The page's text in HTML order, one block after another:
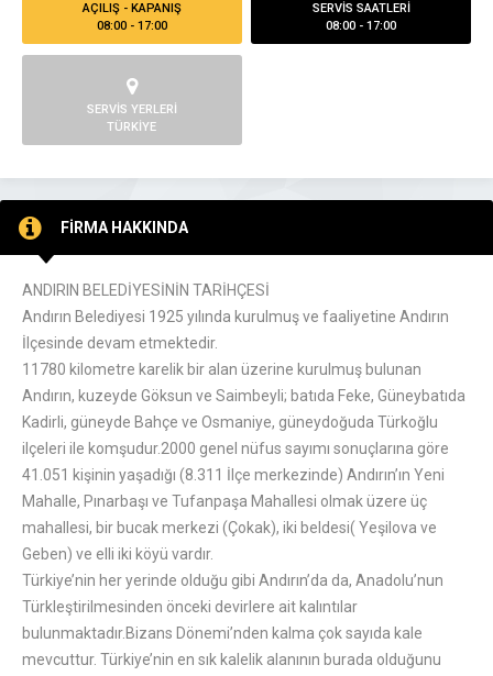
AÇILIŞ - KAPANIŞ
08:00 - 17:00
SERVİS SAATLERİ
08:00 - 17:00
SERVİS YERLERİ
TÜRKİYE
FİRMA HAKKINDA
ANDIRIN BELEDİYESİNİN TARİHÇESİ
Andırın Belediyesi 1925 yılında kurulmuş ve faaliyetine Andırın
İlçesinde devam etmektedir.
11780 kilometre karelik bir alan üzerine kurulmuş bulunan
Andırın, kuzeyde Göksun ve Saimbeyli; batıda Feke, Güneybatıda
Kadirli, güneyde Bahçe ve Osmaniye, güneydoğuda Türkoğlu
ilçeleri ile komşudur.2000 genel nüfus sayımı sonuçlarına göre
41.051 kişinin yaşadığı (8.311 İlçe merkezinde) Andırın’ın Yeni
Mahalle, Pınarbaşı ve Tufanpaşa Mahallesi olmak üzere üç
mahallesi, bir bucak merkezi (Çokak), iki beldesi( Yeşilova ve
Geben) ve elli iki köyü vardır.
Türkiye’nin her yerinde olduğu gibi Andırın’da da, Anadolu’nun
Türkleştirilmesinden önceki devirlere ait kalıntılar
bulunmaktadır.Bizans Dönemi’nden kalma çok sayıda kale
mevcuttur. Türkiye’nin en sık kalelik alanının burada olduğunu